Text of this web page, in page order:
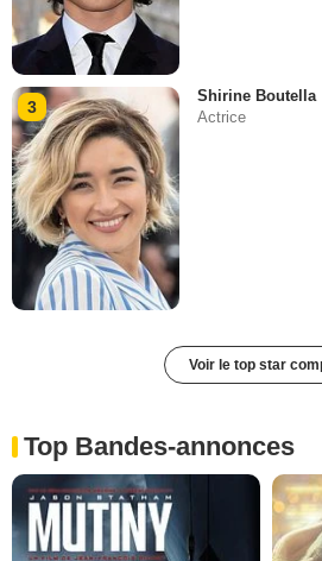
3
Shirine Boutella
Actrice
Voir le top star
Top Bandes-annonces